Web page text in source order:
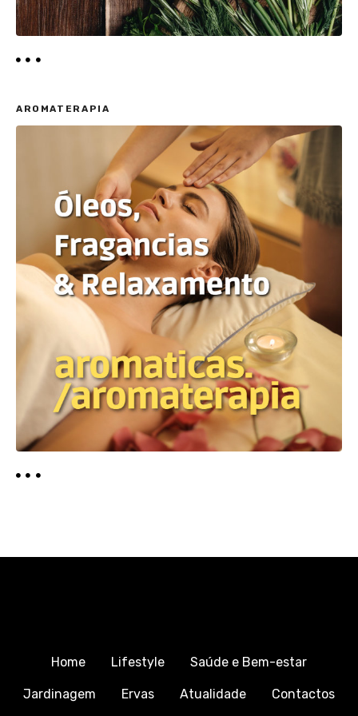
AROMATERAPIA
Home Lifestyle Saúde e Bem-estar
Jardinagem Ervas Atualidade Contactos